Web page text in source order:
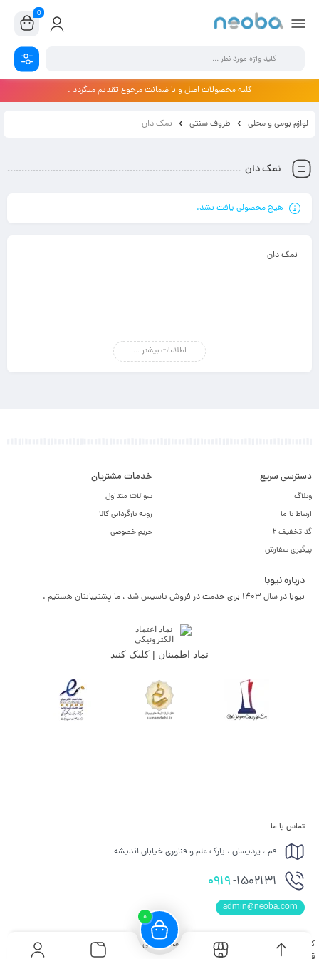
0
کلیه محصولات اصل و با ضمانت مرجوع تقدیم میگردد .
لوازم بومی و محلی ظروف سنتی نمک دان
نمک دان
هیچ محصولی یافت نشد.
نمک دان
اطلاعات بیشتر ...
0
دسترسی سریع
وبلاگ
ارتباط با ما
گد تخفیف 2
پیگیری سفارش
خدمات مشتریان
سوالات متداول
رویه بازگردانی کالا
حریم خصوصی
درباره نیوبا
نیوبا در سال 1403 برای خدمت در فروش تاسیس شد ، ما پشتیبانتان هستیم .
نماد اطمینان | کلیک کنید
تماس با ما
قم ، پردیسان ، پارک علم و فناوری خیابان اندیشه
0919-1502131
admin@neoba.com
کلیه حقوق مادی و معنوی برای این سایت محفوظ می باشد و هرگونه کپی برداری شامل پیگرد